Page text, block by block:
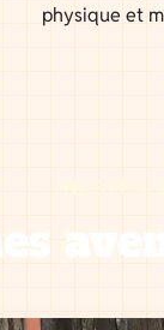
physique et